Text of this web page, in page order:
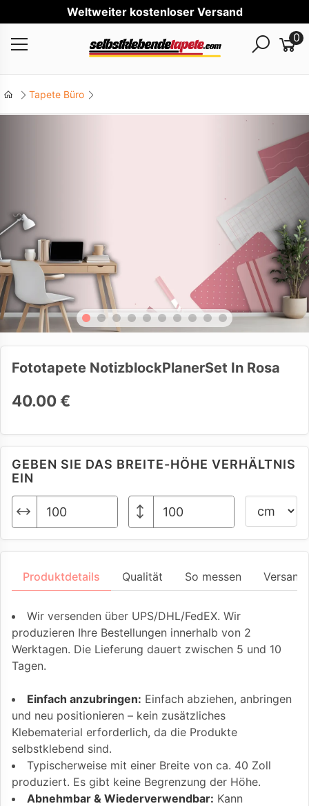
Wel
0
Tapete Büro
Fototapete NotizblockPlanerSet In Rosa
40.00 €
GEBEN SIE DAS BREITE-HÖHE VERHÄLTNIS
EIN
Produktdetails Qualität So messen
Wir versenden über UPS/DHL/FedEX. Wir
produzieren Ihre Bestellungen innerhalb von 2
Werktagen. Die Lieferung dauert zwischen 5 und 10
Tagen.
Einfach anzubringen: Einfach abziehen, anbringen
und neu positionieren – kein zusätzliches
Klebematerial erforderlich, da die Produkte
selbstklebend sind.
Typischerweise mit einer Breite von ca. 40 Zoll
produziert. Es gibt keine Begrenzung der Höhe.
Abnehmbar & Wiederverwendbar: Kann